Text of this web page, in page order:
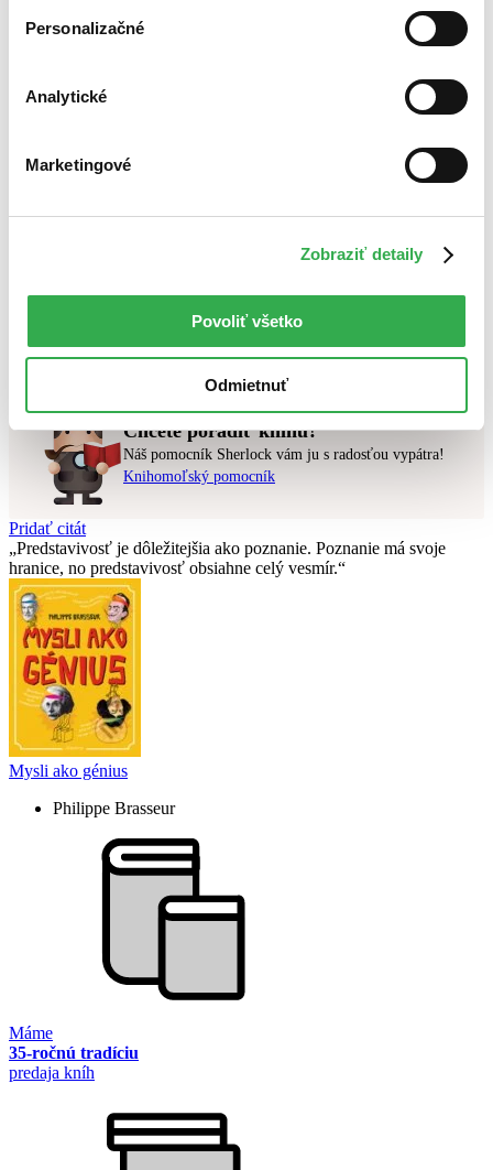
Personalizačné
Analytické
Marketingové
Zobraziť detaily
Povoliť všetko
Odmietnuť
Zoradiť
Novinky
Najdrahšie
Najvyššia zľava
Zrušiť filtre
Skúste prosím zmeniť vyhľadávaný výraz.
Chcete poradiť knihu?
Náš pomocník Sherlock vám ju s radosťou vypátra!
Knihomoľský pomocník
Pridať citát
Predstavivosť je dôležitejšia ako poznanie. Poznanie má svoje
hranice, no predstavivosť obsiahne celý vesmír.
Mysli ako génius
Philippe Brasseur
Máme
35-ročnú tradíciu
predaja kníh